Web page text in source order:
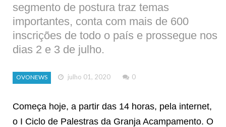
segmento de postura traz temas
importantes, conta com mais de 600
inscrições de todo o país e prossegue nos
dias 2 e 3 de julho.
OVONEWS julho 01, 2020 0
Começa hoje, a partir das 14 horas, pela internet,
o I Ciclo de Palestras da Granja Acampamento. O